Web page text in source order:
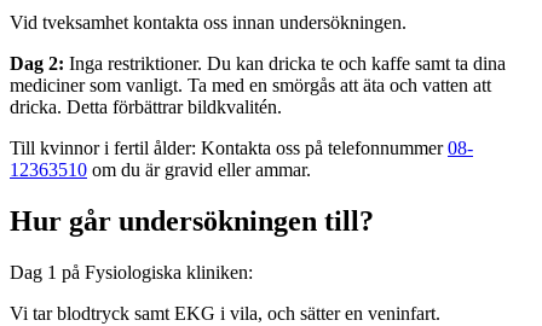
Vid tveksamhet kontakta oss innan undersökningen.
Dag 2: Inga restriktioner. Du kan dricka te och kaffe samt ta dina
mediciner som vanligt. Ta med en smörgås att äta och vatten att
dricka. Detta förbättrar bildkvalitén.
Till kvinnor i fertil ålder: Kontakta oss på telefonnummer08-
12363510 om du är gravid eller ammar.
Hur går undersökningen till?
Dag 1 på Fysiologiska kliniken:
Vi tar blodtryck samt EKG i vila, och sätter en veninfart.